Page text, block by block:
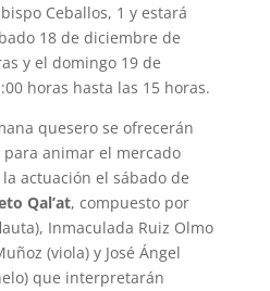
Ceballos, 1 y estará
18 de diciembre de
y el domingo 19 de
horas hasta las 15 horas.
quesero se ofrecerán
animar el mercado
actuación el sábado de
Qal’at, compuesto por
Inmaculada Ruiz Olmo
(viola) y José Ángel
que interpretarán